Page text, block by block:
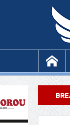
η θερμοκρασία